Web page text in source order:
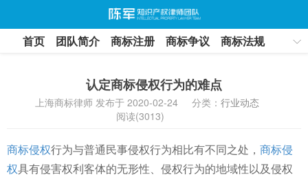
首页 团队简介 商标注册 商标争议
商标法规
认定商标侵权行为的难点
上海商标律师 发布于 2020-02-24 分类： 行业动态
阅读(3013)
商标侵权行为与普通民事侵权行为相比有不同之处， 商标侵
权具有侵害权利客体的无形性、侵权行为的地域性以及侵权